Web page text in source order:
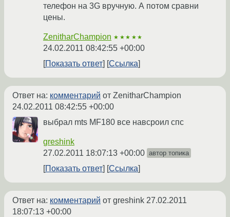
телефон на 3G вручную. А потом сравни
цены.
ZenitharChampion ★★★★★
24.02.2011 08:42:55 +00:00
Показать ответ
Ссылка
Ответ на: комментарий от ZenitharChampion
24.02.2011 08:42:55 +00:00
выбрал mts MF180 все навсроил спс
greshink
27.02.2011 18:07:13 +00:00 автор топика
Показать ответ Ссылка
Ответ на: комментарий от greshink 27.02.2011
18:07:13 +00:00